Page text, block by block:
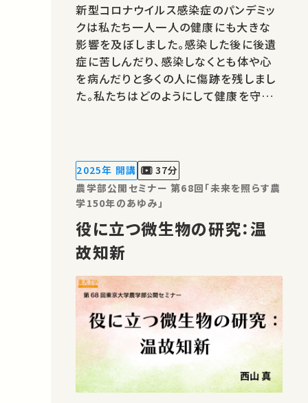
新型コロナウイルス感染症のパンデミッ
クは私たち一人一人の健康にも大きな
影響を及ぼしました。感染した後に後遺
症に苦しんだり、感染しなくとも体や心
を病んだりと多くの人に傷跡を残しまし
た。私たちはどのようにして健康を守った
がるかもしれません。 お気に入りの講
義・講演があればSNSなどでシェアをお
願…
2025年 開講
37分
農学部公開セミナー 第68回「未来を照らす農
学150年のあゆみ」
役に立つ微生物の研究：温
故知新